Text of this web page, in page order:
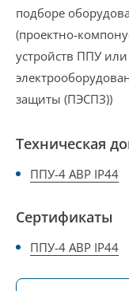
подборе
(проектно-
устройств ППУ
защиты (ПЭСПЗ))
Техническая
ППУ-4 АВР IP44
Сертификаты
ППУ-4 АВР IP44